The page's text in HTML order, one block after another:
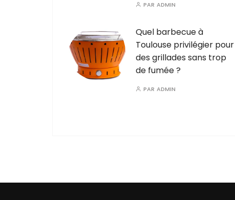
PAR ADMIN
Quel barbecue à
Toulouse privilégier pour
des grillades sans trop
de fumée ?
PAR ADMIN